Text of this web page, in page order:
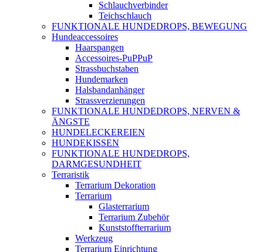
Schlauchverbinder
Teichschlauch
FUNKTIONALE HUNDEDROPS, BEWEGUNG
Hundeaccessoires
Haarspangen
Accessoires-PuPPuP
Strassbuchstaben
Hundemarken
Halsbandanhänger
Strassverzierungen
FUNKTIONALE HUNDEDROPS, NERVEN &
ÄNGSTE
HUNDELECKEREIEN
HUNDEKISSEN
FUNKTIONALE HUNDEDROPS,
DARMGESUNDHEIT
Terraristik
Terrarium Dekoration
Terrarium
Glasterrarium
Terrarium Zubehör
Kunststoffterrarium
Werkzeug
Terrarium Einrichtung